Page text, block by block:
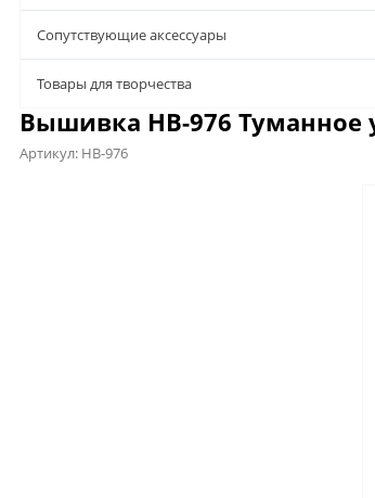
Сопутствующие аксессуары
Товары для творчества
Вышивка НВ-976 Туманное
Артикул: НВ-976